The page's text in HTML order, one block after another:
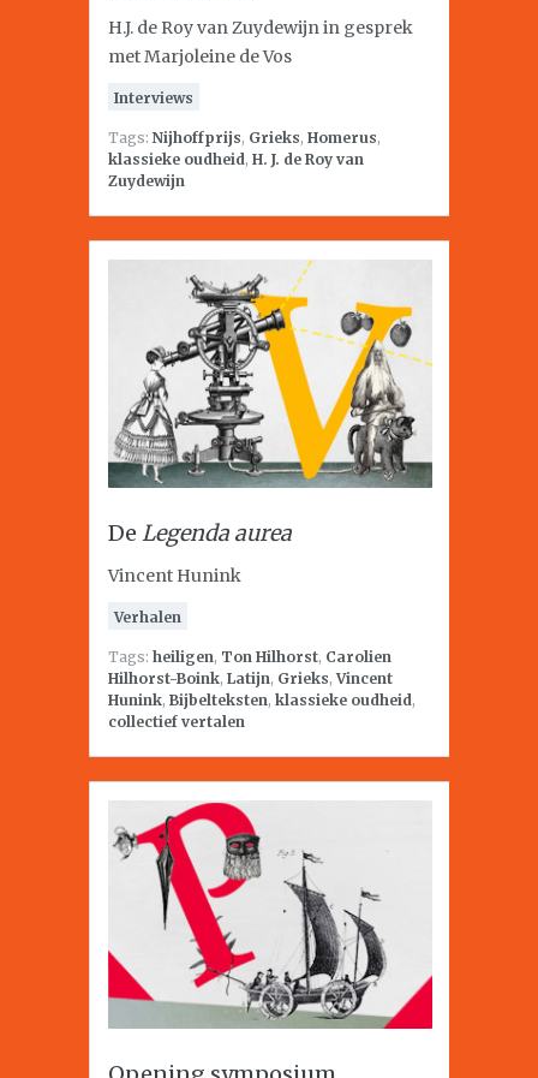
H.J. de Roy van Zuydewijn in gesprek
met Marjoleine de Vos
Interviews
Tags: Nijhoffprijs, Grieks, Homerus,
klassieke oudheid, H. J. de Roy van
Zuydewijn
De Legenda aurea
Vincent Hunink
Verhalen
Tags: heiligen, Ton Hilhorst, Carolien
Hilhorst-Boink, Latijn, Grieks,Vincent
Hunink, Bijbelteksten, klassieke oudheid,
collectief vertalen